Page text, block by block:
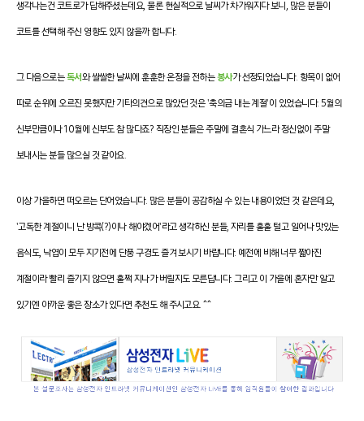
생각나는건 코트로가 답해주셨는데요, 물론 현실적으로 날씨가 차가워지다 보니, 많은 분들이
코트를 선택해 주신 영향도 있지 않을까 합니다.
그 다음으로는독서와쌀쌀한 날씨에 훈훈한 온정을 전하는봉사가 선정되었습니다. 항목이 없어
따로 순위에 오르진 못했지만기타의견으로 많았던 것은 '축의금 내는 계절'이 있었습니다. 5월의
신부만큼이나 10월에 신부도 참 많다죠? 직장인 분들은 주말에 결혼식 가느라 정신없이 주말
보내시는 분들 많으실 것 같아요.
이상 가을하면 떠오르는 단어였습니다. 많은 분들이 공감하실 수 있는 내용이었던 것 같은데요,
'고독한 계절이니 난 방콕(?)이나 해야겠어'라고 생각하신 분들, 자리를 훌훌 털고 일어나 맛있는
음식도, 낙엽이 모두 지기전에 단풍 구경도 즐겨 보시기 바랍니다. 예전에 비해 너무 짧아진
계절이라 빨리 즐기지 않으면 훌쩍 지나가 버릴지도 모른답니다. 그리고 이 가을에 혼자만 알고
있기엔 아까운 좋은 장소가 있다면 추천도 해 주시고요. ^^